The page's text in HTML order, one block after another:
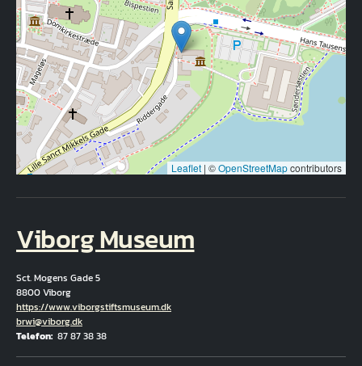
Leaflet | ©OpenStreetMapcontributors
Viborg Museum
Sct. Mogens Gade 5
8800 Viborg
Hjemmeside
https://www.viborgstiftsmuseum.dk
E-mail
brwi@viborg.dk
Telefon 87 87 38 38